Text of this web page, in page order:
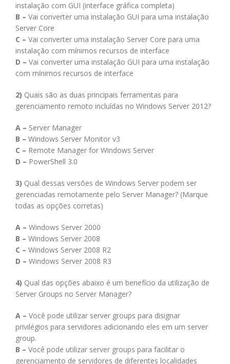
instalação com GUI (interface gráfica completa)
B – Vai converter uma instalação GUI para uma instalação
Server Core
C – Vai converter uma instalação Server Core para uma
instalação com mínimos recursos de interface
D – Vai converter uma instalação GUI para uma instalação
com mínimos recursos de interface
2) Quais são as duas principais ferramentas para
gerenciamento remoto incluídas no Windows Server 2012?
A – Server Manager
B – Windows Server Monitor v3
C – Remote Manager for Windows Server
D – PowerShell 3.0
3) Qual dessas versões de Windows Server podem ser
gerenciadas remotamente pelo Server Manager? (Marque
todas as opções corretas)
A – Windows Server 2000
B – Windows Server 2008
C – Windows Server 2008 R2
D – Windows Server 2008 R3
4) Qual das opções abaixo é um benefício da utilização de
Server Groups no Server Manager?
A – Você pode utilizar server groups para disignar
privilégios para servidores adicionando eles em um server
group.
B – Você pode utilizar server groups para facilitar o
gerenciamento de servidores de diferentes localidades